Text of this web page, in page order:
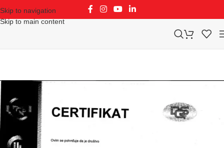
Skip to navigation
Skip to main content